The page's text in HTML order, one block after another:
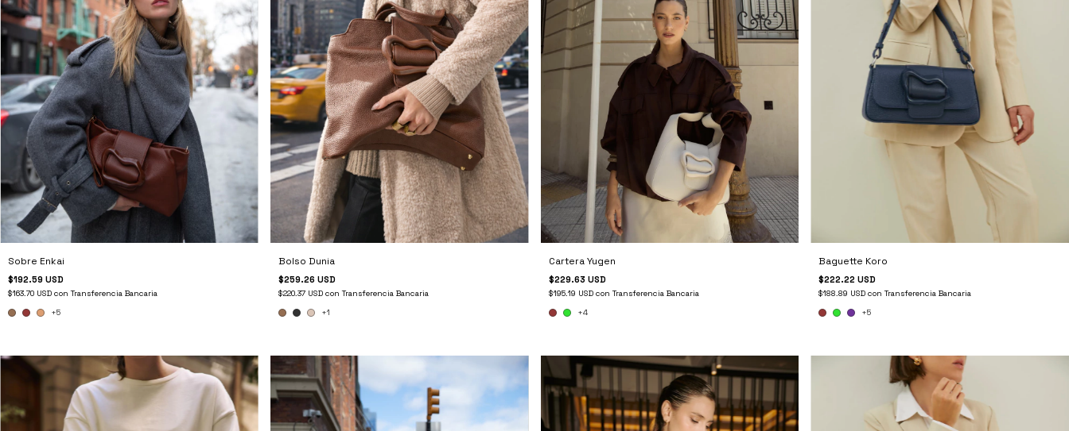
Sobre Enkai
$192.59 USD
$163.70 USD con Transferencia Bancaria
+5
Bolso Dunia
$259.26 USD
$220.37 USD con Transferencia Bancaria
+1
Cartera Yugen
$229.63 USD
$195.19 USD con Transferencia Bancaria
+4
Baguette Koro
$222.22 USD
$188.89 USDcon Transferencia Bancaria
+5